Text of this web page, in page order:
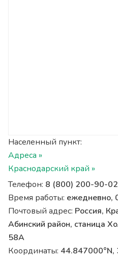
Населенный пункт:
Адреса »
Краснодарский край »
Телефон: 8 (800) 200-90-02
Время работы: ежедневно,
Почтовый адрес: Россия,
Абинский район, станица
58А
Координаты: 44.847000°N,